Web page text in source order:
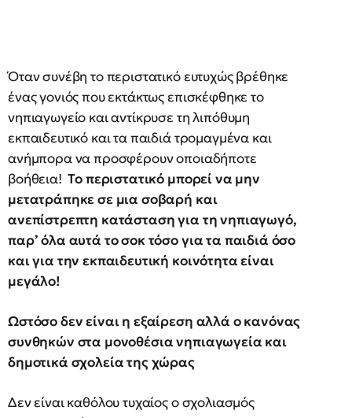
Όταν συνέβη το περιστατικό ευτυχώς βρέθηκε
ένας γονιός που εκτάκτως επισκέφθηκε το
νηπιαγωγείο και αντίκρυσε τη λιπόθυμη
εκπαιδευτικό και τα παιδιά τρομαγμένα και
ανήμπορα να προσφέρουν οποιαδήποτε
βοήθεια!Το περιστατικό μπορεί να μην
μετατράπηκε σε μια σοβαρή και
ανεπίστρεπτη κατάσταση για τη νηπιαγωγό,
παρ’ όλα αυτά το σοκ τόσο για τα παιδιά όσο
και για την εκπαιδευτική κοινότητα είναι
μεγάλο!
Ωστόσο δεν είναι η εξαίρεση αλλά ο κανόνας
συνθηκών στα μονοθέσια νηπιαγωγεία και
δημοτικά σχολεία της χώρας
Δεν είναι καθόλου τυχαίος ο σχολιασμός